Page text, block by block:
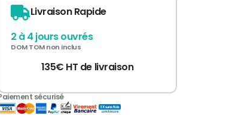
Livraison Rapide
2 à 4 jours ouvrés
DOM TOM non inclus
135€ HT de livraison